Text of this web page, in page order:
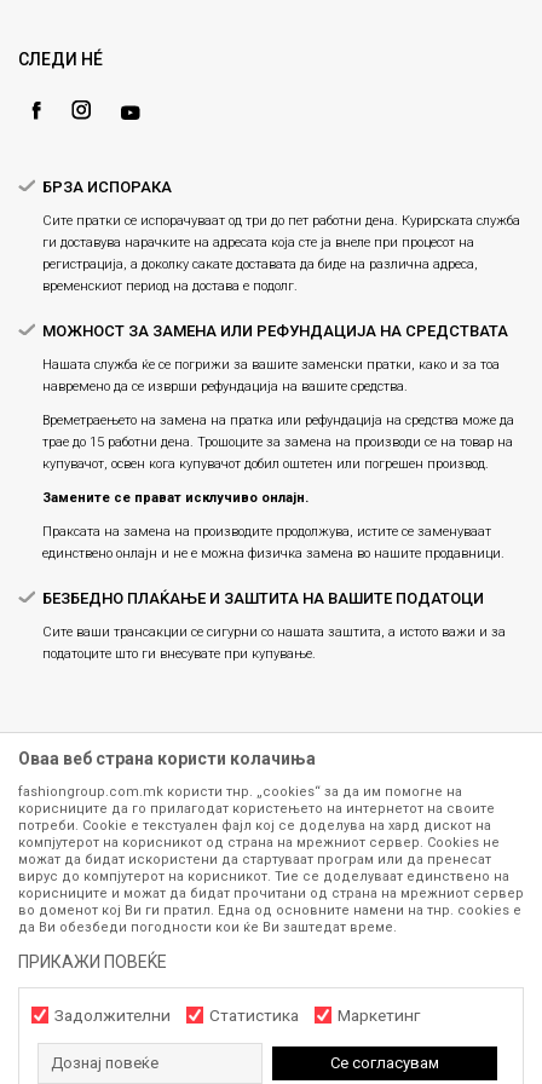
Gift Card
Замена и рефундација на производи
СЛЕДИ НÉ
БРЗА ИСПОРАКА
Сите пратки се испорачуваат од три до пет работни дена. Курирската служба
ги доставува нарачките на адресата која сте ја внеле при процесот на
регистрација, а доколку сакате доставата да биде на различна адреса,
временскиот период на достава е подолг.
МОЖНОСТ ЗА ЗАМЕНА ИЛИ РЕФУНДАЦИЈА НА СРЕДСТВАТА
Нашата служба ќе се погрижи за вашите заменски пратки, како и за тоа
навремено да се изврши рефундација на вашите средства.
Времетраењето на замена на пратка или рефундацијa на средства може да
трае до 15 работни дена. Трошоците за замена на производи се на товар на
купувачот, освен кога купувачот добил оштетен или погрешен производ.
Замените се прават исклучиво онлајн.
Праксата на замена на производите продолжува, истите се заменуваат
единствено онлајн и не е можна физичка замена во нашите продавници.
БЕЗБЕДНО ПЛАЌАЊЕ И ЗАШТИТА НА ВАШИТЕ ПОДАТОЦИ
Сите ваши трансакции се сигурни со нашата заштита, а истото важи и за
податоците што ги внесувате при купување.
Сите информации околу производите кои се изложени на нашата
онлајн продавница се стремиме да бидат конкретни, точни и прецизни,
меѓутоа не можеме да гарантираме дека се без ниту една грешка или
пак дека сите производи во моментот се достапни на залиха.
Фотографиите се најверодостојниот приказ на производот. Доколку
контактирајте не на телефонскиот број 071 297 676, 070 275 363
понеделник до петок(08-16ч) и сабота (10-15ч)
©2026 www.fashiongroup.com.mk , Изработено одNB SOFT
Оваа веб страна користи колачиња
fashiongroup.com.mk користи тнр. „cookies“ за да им помогне на
корисниците да го прилагодат користењето на интернетот на своите
потреби. Cookie е текстуален фајл кој се доделува на хард дискот на
компјутерот на корисникот од страна на мрежниот сервер. Cookies не
можат да бидат искористени да стартуваат програм или да пренесат
вирус до компјутерот на корисникот. Тие се доделуваат единствено на
корисниците и можат да бидат прочитани од страна на мрежниот сервер
во доменот кој Ви ги пратил. Една од основните намени на тнр. сookies е
да Ви обезбеди погодности кои ќе Ви заштедат време.
ПРИКАЖИ ПОВЕЌЕ
Задолжителни Статистика Маркетинг
Дознај повеќе Се согласувам